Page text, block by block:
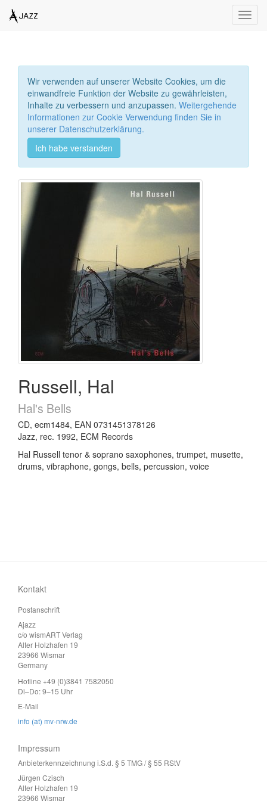
Wir verwenden auf unserer Website Cookies, um die
einwandfreie Funktion der Website zu gewährleisten,
Inhalte zu verbessern und anzupassen. Weitergehende
Informationen zur Cookie Verwendung finden Sie in
unserer Datenschutzerklärung.
Ich habe verstanden
Russell, Hal
Hal's Bells
CD, ecm1484, EAN 0731451378126
Jazz, rec. 1992, ECM Records
Hal Russell tenor & soprano saxophones, trumpet, musette,
drums, vibraphone, gongs, bells, percussion, voice
Kontakt
Postanschrift
Ajazz
c/o wismART Verlag
Alter Holzhafen 19
23966 Wismar
Germany
Hotline +49 (0)3841 7582050
Di–Do: 9–15 Uhr
E-Mail
info (at) mv-nrw.de
Impressum
Anbieterkennzeichnung i.S.d. § 5 TMG / § 55 RStV
Jürgen Czisch
Alter Holzhafen 19
23966 Wismar